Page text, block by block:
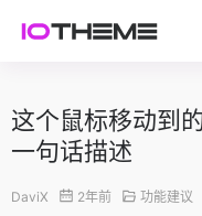
这个鼠标移动到
一句话描述
DaviX 2年前 功能建议